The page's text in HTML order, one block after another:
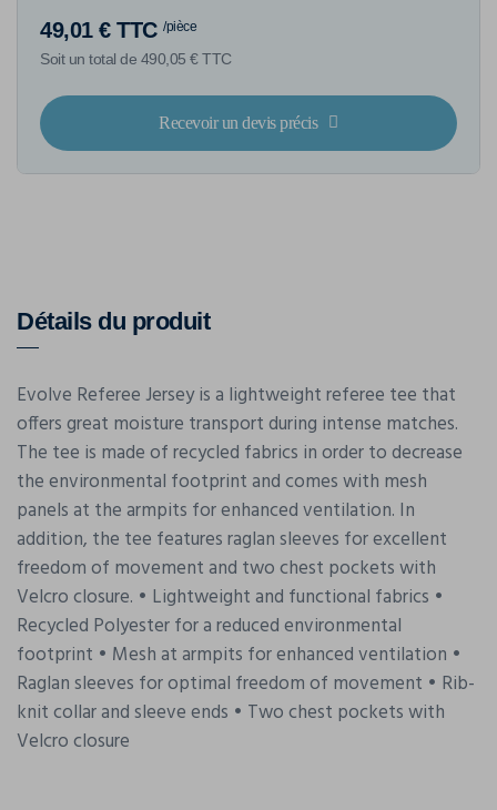
49,01 € TTC /pièce
Soit un total de 490,05 € TTC
Recevoir un devis précis
Détails du produit
Evolve Referee Jersey is a lightweight referee tee that
offers great moisture transport during intense matches.
The tee is made of recycled fabrics in order to decrease
the environmental footprint and comes with mesh
panels at the armpits for enhanced ventilation. In
addition, the tee features raglan sleeves for excellent
freedom of movement and two chest pockets with
Velcro closure. • Lightweight and functional fabrics •
Recycled Polyester for a reduced environmental
footprint • Mesh at armpits for enhanced ventilation •
Raglan sleeves for optimal freedom of movement • Rib-
knit collar and sleeve ends • Two chest pockets with
Velcro closure